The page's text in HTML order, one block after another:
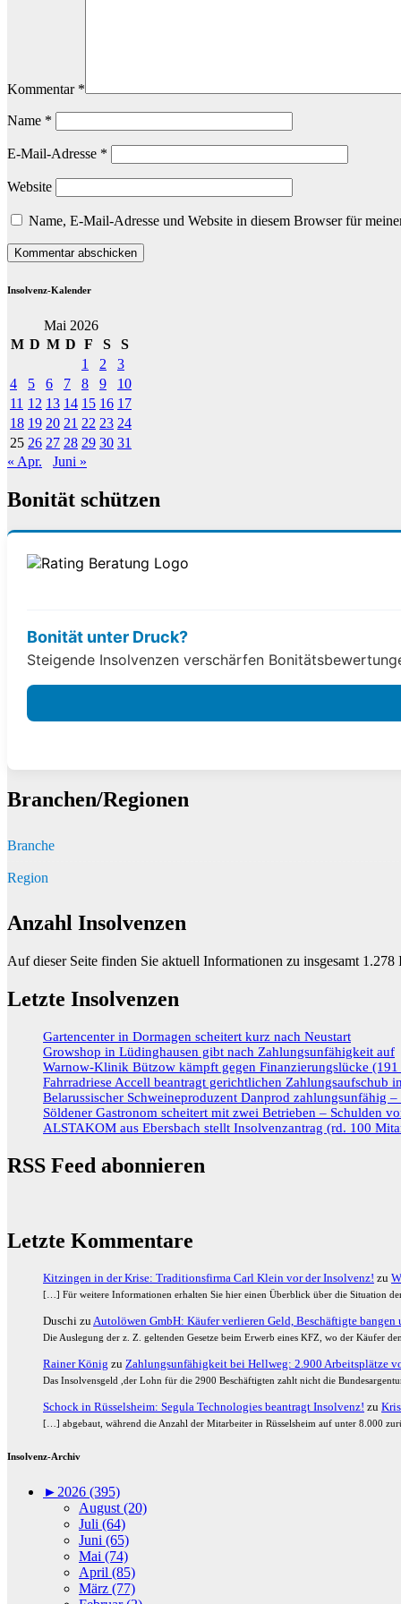
Kommentar *
Name *
E-Mail-Adresse *
Website
Name, E-Mail-Adresse und Website in diesem Browser für
Insolvenz-Kalender
Mai 2026
M D M D F S
S
1
2
3
4
5 6 7 8 9
10
11 12 13 14 15 16 17
18 19 20 21 22 23 24
25 26 27 28 29 30 31
« Apr.
Juni »
Bonität schützen
Bonität unter Druck?
Steigende Insolvenzen verschärfen
Branchen/Regionen
Branche
Region
Anzahl Insolvenzen
Auf dieser Seite finden Sie aktuell Informationen zu insgesamt 1.278
Letzte Insolvenzen
Gartencenter in Dormagen scheitert kurz nach Neustart
Growshop in Lüdinghausen gibt nach Zahlungsunfähigkeit auf
Warnow-Klinik Bützow kämpft gegen Finanzierungslücke
Fahrradriese Accell beantragt gerichtlichen Zahlungsaufschub
Belarussischer Schweineproduzent Danprod zahlungsunfähig
Söldener Gastronom scheitert mit zwei Betrieben – Schulden
ALSTAKOM aus Ebersbach stellt Insolvenzantrag (rd. 100
RSS Feed abonnieren
Letzte Kommentare
Kitzingen in der Krise: Traditionsfirma Carl Klein vor der Insolvenz! zu
[…] Für weitere Informationen erhalten Sie hier einen Überblick über die Situation
Duschi zuAutolöwen GmbH: Käufer verlieren Geld, Beschäftigte bangen
Die Auslegung der z. Z. geltenden Gesetze beim Erwerb eines KFZ, wo der Käufer
Rainer König zu Zahlungsunfähigkeit bei Hellweg: 2.900 Arbeitsplätze
Das Insolvensgeld ,der Lohn für die 2900 Beschäftigten zahlt nicht die
Schock in Rüsselsheim: Segula Technologies beantragt Insolvenz! zu
[…] abgebaut, während die Anzahl der Mitarbeiter in Rüsselsheim auf unter 8.000
Insolvenz-Archiv
► 2026 (395)
August (20)
Juli (64)
Juni (65)
Mai (74)
April (85)
März (77)